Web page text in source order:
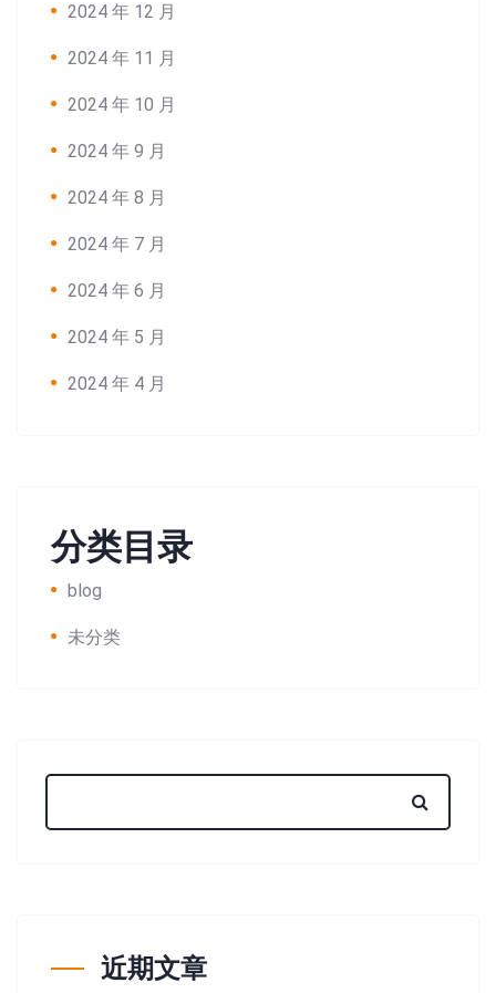
Search:
2024 年 12 月
2024 年 11 月
2024 年 10 月
2024 年 9 月
2024 年 8 月
2024 年 7 月
2024 年 6 月
2024 年 5 月
2024 年 4 月
分类目录
blog
未分类
近期文章